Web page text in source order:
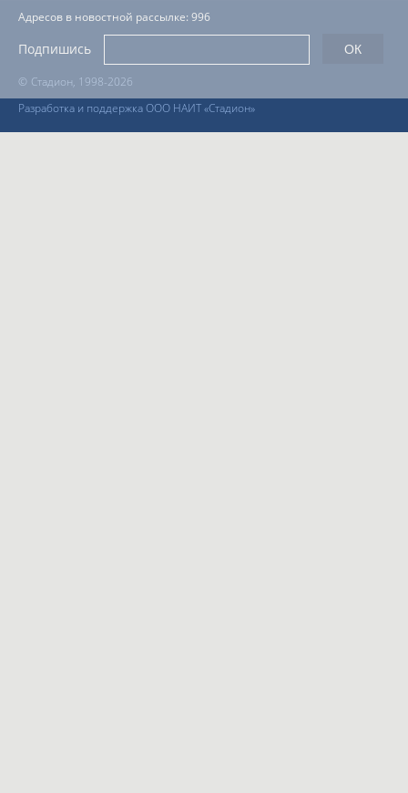
© Стадион, 1998-2026
Разработка и поддержка ООО НАИТ «Стадион»
Адресов в новостной рассылке: 996
Подпишись